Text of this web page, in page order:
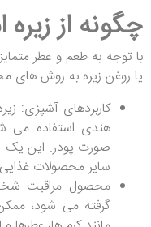
چگونه از زیره
با توجه به طعم و عطر
یا روغن زیره به روش های
کاربردهای آشپزی:
هندی استفاده می
صورت پودر. این یک
سایر محصولات
محصول مراقبت
گرفته می شود،